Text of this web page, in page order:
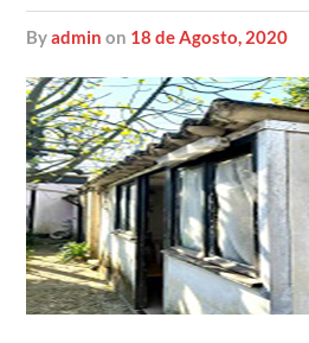
byadmin on 18 de Agosto, 2020